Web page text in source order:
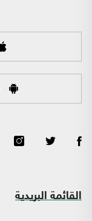
القائمة البريدية